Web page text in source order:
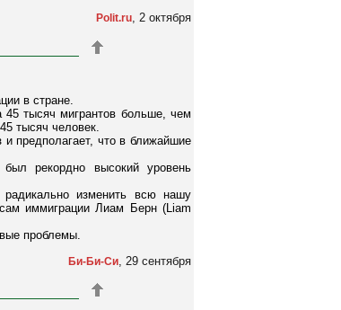
Polit.ru, 2 октября
в стране.
45 тысяч мигрантов больше, чем
тысяч человек.
и предполагает, что в ближайшие
рекордно высокий уровень
изменить всю нашу
иммиграции Лиам Берн (Liam
проблемы.
Би-Би-Си , 29 сентября